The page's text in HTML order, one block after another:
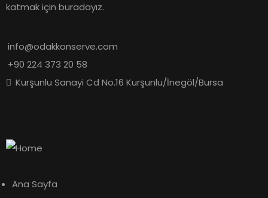
katmak için buradayız.
info@odakkonserve.com
+90 224 373 20 58
Kurşunlu Sanayi Cd No.16 Kurşunlu/İnegöl/Bursa
Ana Sayfa